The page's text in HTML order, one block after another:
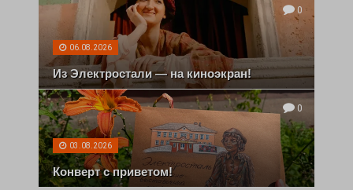
0
06.08.2026
Из Электростали — на киноэкран!
0
03.08.2026
Конверт с приветом!